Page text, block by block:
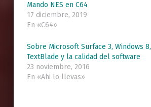
Mando NES en C64
17 diciembre, 2019
En «C64»
Sobre Microsoft Surface 3, Windows 8,
TextBlade y la calidad del software
23 noviembre, 2016
En «Ahi lo llevas»